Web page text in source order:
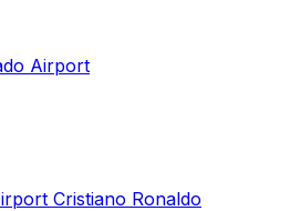
Airport
Cristiano Ronaldo